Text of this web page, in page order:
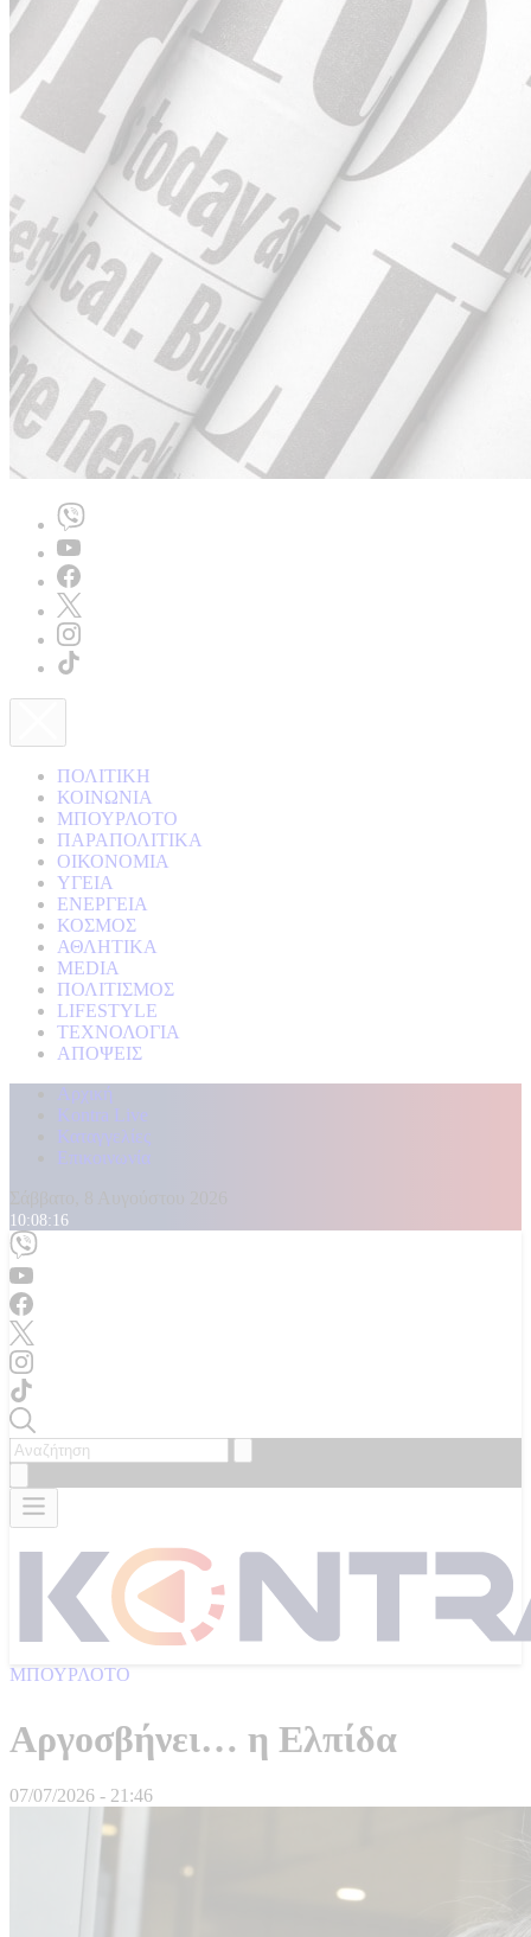
ΠΟΛΙΤΙΚΗ
ΚΟΙΝΩΝΙΑ
ΜΠΟΥΡΛΟΤΟ
ΠΑΡΑΠΟΛΙΤΙΚΑ
ΟΙΚΟΝΟΜΙΑ
ΥΓΕΙΑ
ΕΝΕΡΓΕΙΑ
ΚΟΣΜΟΣ
ΑΘΛΗΤΙΚΑ
MEDIA
ΠΟΛΙΤΙΣΜΟΣ
LIFESTYLE
ΤΕΧΝΟΛΟΓΙΑ
ΑΠΟΨΕΙΣ
Αρχική
Kontra Live
Καταγγελίες
Επικοινωνία
10:08:18
ΜΠΟΥΡΛΟΤΟ
Αργοσβήνει… η Ελπίδα
07/07/2026 - 21:46